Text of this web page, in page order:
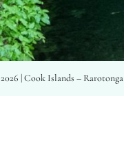
2026 | Cook Islands – Rarotonga